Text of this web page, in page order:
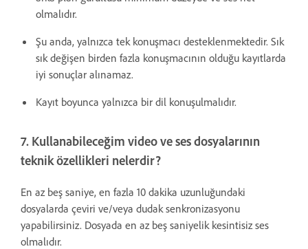
olmalıdır.
Şu anda, yalnızca tek konuşmacı desteklenmektedir. Sık
sık değişen birden fazla konuşmacının olduğu kayıtlarda
iyi sonuçlar alınamaz.
Kayıt boyunca yalnızca bir dil konuşulmalıdır.
7. Kullanabileceğim video ve ses dosyalarının
teknik özellikleri nelerdir?
En az beş saniye, en fazla 10 dakika uzunluğundaki
dosyalarda çeviri ve/veya dudak senkronizasyonu
yapabilirsiniz. Dosyada en az beş saniyelik kesintisiz ses
olmalıdır.